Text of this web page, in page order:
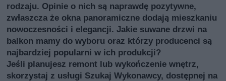
rodzaju. Opinie o nich są naprawdę pozytywne,
zwłaszcza że okna panoramiczne dodają mieszkaniu
nowoczesności i elegancji. Jakie suwane drzwi na
balkon mamy do wyboru oraz którzy producenci są
najbardziej popularni w ich produkcji?
Jeśli planujesz remont lub wykończenie wnętrz,
skorzystaj z usługi Szukaj Wykonawcy, dostępnej na